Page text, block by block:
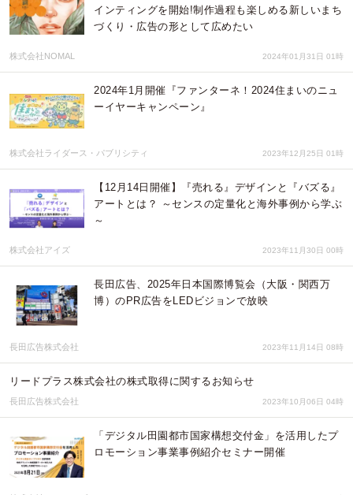
インティングを開始!制作過程も楽しめる新しいまち
づくり・広告の形として広めたい
株式会社NOMAL 2024年01月31日 01時
2024年1月開催『ファンターネ！2024住まいのニュ
ーイヤーキャンペーン』
株式会社ライダース・パブリシティ 2023年12月25日 01時
【12月14日開催】『売れる』デザインと『バズる』
アートとは？ ～センスの定量化と海外事例から学ぶ
～
株式会社アイズ 2023年11月30日 00時
長田広告、2025年日本国際博覧会（大阪・関西万
博）のPR広告をLEDビジョンで放映
長田広告株式会社 2023年11月14日 08時
リードプラス株式会社の株式取得に関するお知らせ
長田広告株式会社 2023年10月06日 04時
「デジタル田園都市国家構想交付金」を活用したプ
ロモーション事業事例紹介セミナー開催